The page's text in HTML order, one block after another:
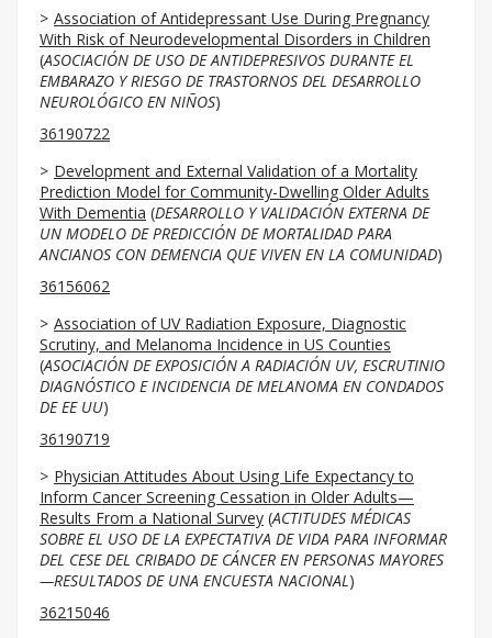
Association of Antidepressant Use During Pregnancy
With Risk of Neurodevelopmental Disorders in Children
(ASOCIACIÓN DE USO DE ANTIDEPRESIVOS DURANTE EL
EMBARAZO Y RIESGO DE TRASTORNOS DEL DESARROLLO
NEUROLÓGICO EN NIÑOS)
36190722
Development and External Validation of a Mortality
Prediction Model for Community-Dwelling Older Adults
With Dementia (DESARROLLO Y VALIDACIÓN EXTERNA DE
UN MODELO DE PREDICCIÓN DE MORTALIDAD PARA
ANCIANOS CON DEMENCIA QUE VIVEN EN LA COMUNIDAD)
36156062
Association of UV Radiation Exposure, Diagnostic
Scrutiny, and Melanoma Incidence in US Counties
(ASOCIACIÓN DE EXPOSICIÓN A RADIACIÓN UV, ESCRUTINIO
DIAGNÓSTICO E INCIDENCIA DE MELANOMA EN CONDADOS
DE EE UU)
36190719
Physician Attitudes About Using Life Expectancy to
Inform Cancer Screening Cessation in Older Adults—
Results From a National Survey (ACTITUDES MÉDICAS
SOBRE EL USO DE LA EXPECTATIVA DE VIDA PARA INFORMAR
DEL CESE DEL CRIBADO DE CÁNCER EN PERSONAS MAYORES
—RESULTADOS DE UNA ENCUESTA NACIONAL)
36215046